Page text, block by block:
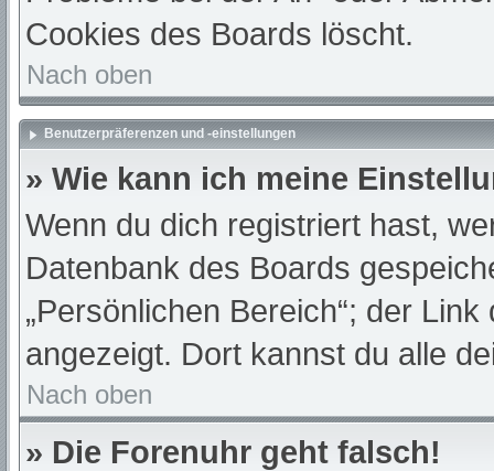
Cookies des Boards löscht.
Nach oben
Benutzerpräferenzen und -einstellungen
» Wie kann ich meine
Wenn du dich registriert hast,
Datenbank des Boards
„Persönlichen Bereich“; der
angezeigt. Dort kannst du alle
Nach oben
» Die Forenuhr geht falsch!